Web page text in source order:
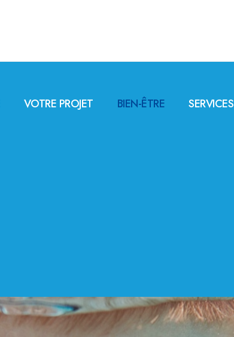
VOTRE PROJET BIEN-ÊTRE SERVICES